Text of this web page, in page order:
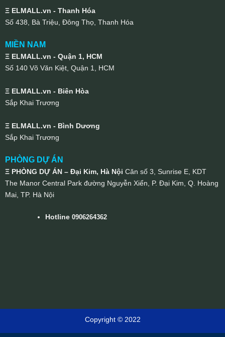
Ξ ELMALL.vn - Thanh Hóa
Số 438, Bà Triệu, Đông Thọ, Thanh Hóa
MIỀN NAM
Ξ ELMALL.vn - Quận 1, HCM
Số 140 Võ Văn Kiệt, Quận 1, HCM
Ξ ELMALL.vn - Biên Hòa
Sắp Khai Trương
Ξ ELMALL.vn - Bình Dương
Sắp Khai Trương
PHÒNG DỰ ÁN
Ξ PHÒNG DỰ ÁN – Đại Kim, Hà Nội Căn số 3, Sunrise E, KDT
The Manor Central Park đường Nguyễn Xiển, P. Đại Kim, Q. Hoàng
Mai, TP. Hà Nội
Hotline0906264362
Copyright © 2022